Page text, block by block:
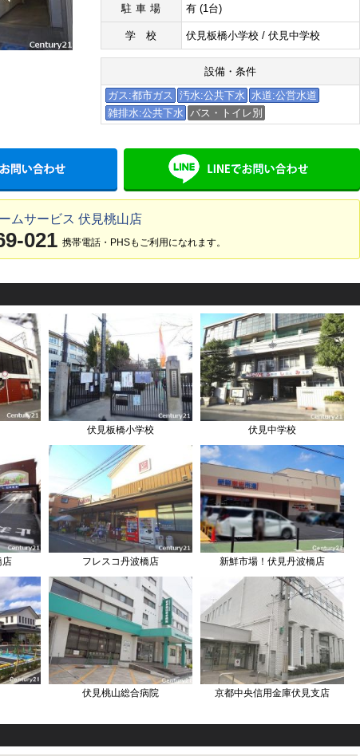
駐車場 有 (1台)
学校 伏見板橋小学校 / 伏見中学校
設備・条件
ガス:都市ガス
汚水:公共下水 水道:公営水道
雑排水:公共下水 バス・トイレ別
メールでお問い合わせ
ムサービス 伏見桃山店
021 携帯電話・PHSもご利用になれます。
伏見板橋小学校 伏見中学校
店 フレスコ丹波橋店 新鮮市場！伏見丹波橋店
伏見桃山総合病院 京都中央信用金庫伏見支店